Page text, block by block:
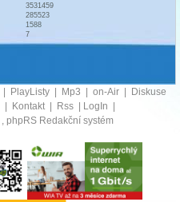
3531459
285523
1588
7
PlayListy Mp3 on-Air
Diskuse
Kontakt Rss LogIn
, phpRS Redakční systém